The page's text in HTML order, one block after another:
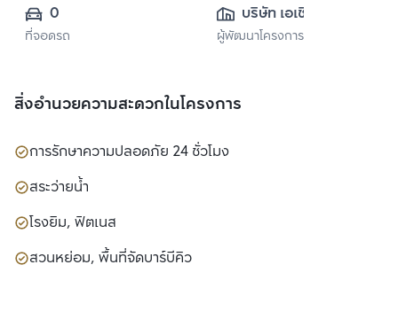
0
ที่จอดรถ
บริษัท เอเชี่ยน
พร็อพเพอร์ตี้ จำกัด
ผู้พัฒนาโครงการ
สิ่งอำนวยความสะดวกในโครงการ
การรักษาความปลอดภัย 24 ชั่วโมง
สระว่ายน้ำ
โรงยิม, ฟิตเนส
สวนหย่อม, พื้นที่จัดบาร์บีคิว